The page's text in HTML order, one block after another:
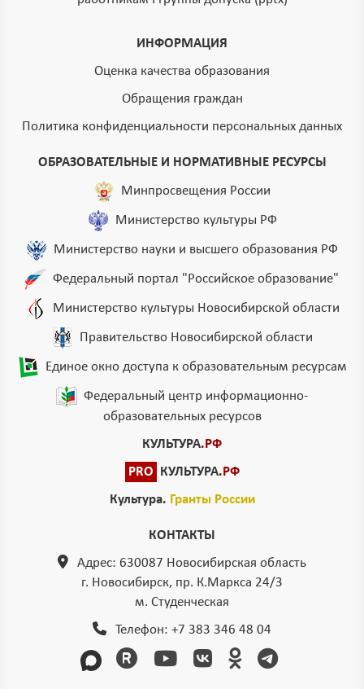
ИНФОРМАЦИЯ
Оценка качества образования
Обращения граждан
Политика конфиденциальности персональных данных
ОБРАЗОВАТЕЛЬНЫЕ И НОРМАТИВНЫЕ РЕСУРСЫ
Минпросвещения России
Министерство культуры РФ
Министерство науки и высшего образования РФ
Федеральный портал "Российское образование"
Министерство культуры Новосибирской области
Правительство Новосибирской области
Единое окно доступа к образовательным ресурсам
Федеральный центр информационно-
образовательных ресурсов
КУЛЬТУРА.РФ
PRO
КУЛЬТУРА.РФ
Культура. Гранты России
КОНТАКТЫ
Адрес: 630087 Новосибирская область
г. Новосибирск, пр. К.Маркса 24/3
м. Студенческая
Телефон: +7 383 346 48 04